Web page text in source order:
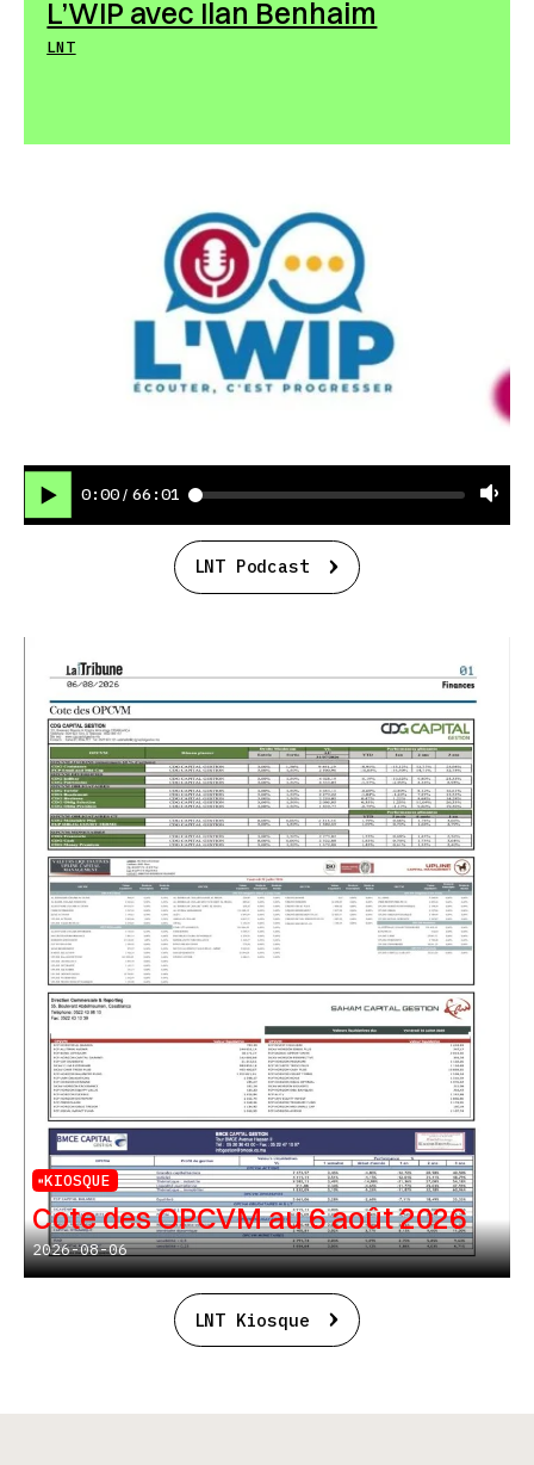
L’WIP avec Ilan Benhaim
LNT
0:00 / 66:01
LNT Podcast
KIOSQUE
Cote des OPCVM au 6 août 2026
2026-08-06
LNT Kiosque